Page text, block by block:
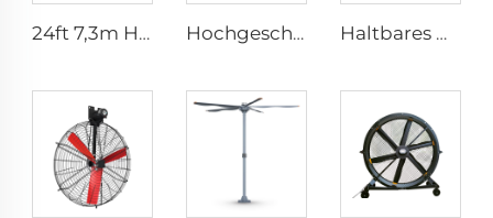
24ft 7,3m HVLS Ventilator Großes Ass großes Ventilatorkonstrukt Elektrischer Industrie-Deckenbarnventilator Hochgeschwindigkeits-Wandmontage-Industriefans für Lagerhallen, hohe Qualität mit 220V-Motor für Fertigungsbetriebe, Restaurants, Bauernhöfe und Hotels Haltbares Material, großes Volumen, Fabrikpreis, hohe Qualität, 950mm runder wandmontierter Lüftungsventilator für Kuhställe